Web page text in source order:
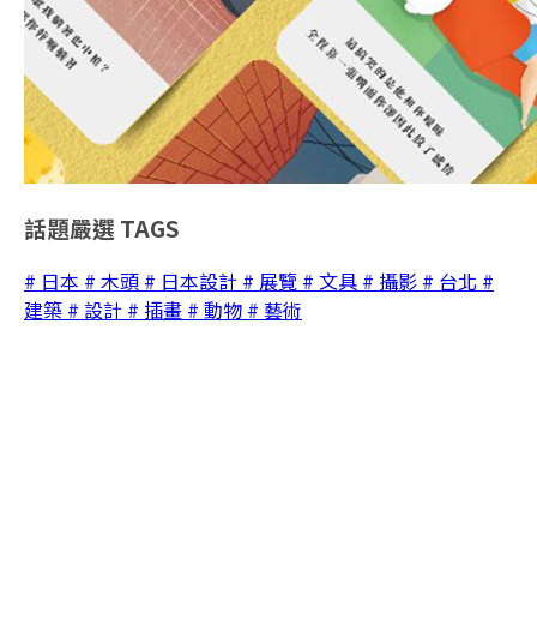
話題嚴選 TAGS
# 日本 # 木頭 # 日本設計 # 展覽 # 文具 # 攝影 # 台北 #
建築 # 設計 # 插畫 # 動物 # 藝術